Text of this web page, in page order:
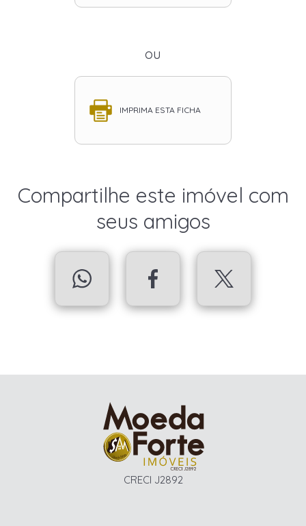
ou
IMPRIMA ESTA FICHA
Compartilhe este imóvel com
seus amigos
CRECI J2892